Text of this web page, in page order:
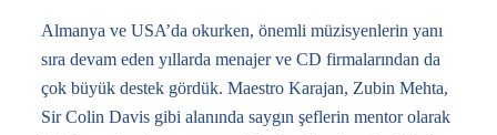
Almanya ve USA’da okurken, önemli müzisyenlerin yanı
sıra devam eden yıllarda menajer ve CD firmalarından da
çok büyük destek gördük. Maestro Karajan, Zubin Mehta,
Sir Colin Davis gibi alanında saygın şeflerin mentor olarak